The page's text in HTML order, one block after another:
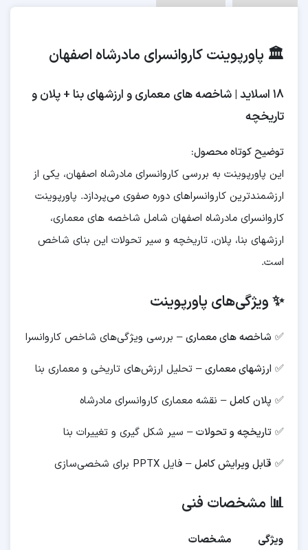
🏛️ پاورپوینت کاروانسرای مادرشاه اصفهان
۱۸ اسلاید | شاخصه های معماری و ارزشهای بنا + پلان و
تاریخچه
توضیح کوتاه محصول:
این پاورپوینت به بررسی کاروانسرای مادرشاه اصفهان، یکی از
ارزشمندترین کاروانسراهای دوره صفوی می‌پردازد. پاورپوینت
کاروانسرای مادرشاه اصفهان شامل شاخصه های معماری،
ارزشهای بنا، پلان، تاریخچه و سیر تحولات این بنای شاخص
است.
✨ ویژگی‌های پاورپوینت
✅ شاخصه های معماری– بررسی ویژگی‌های شاخص کاروانسرا
✅ ارزشهای معماری– تحلیل ارزش‌های تاریخی و معماری بنا
✅ پلان کامل– نقشه معماری کاروانسرای مادرشاه
✅ تاریخچه و تحولات– سیر شکل گیری و تغییرات بنا
✅ قابل ویرایش کامل– فایل PPTX برای شخصی‌سازی
📊 مشخصات فنی
ویژگی
مشخصات